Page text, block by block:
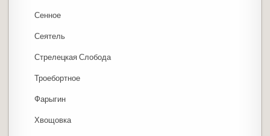
Сенное
Сеятель
Стрелецкая Слобода
Троебортное
Фарыгин
Хвощовка